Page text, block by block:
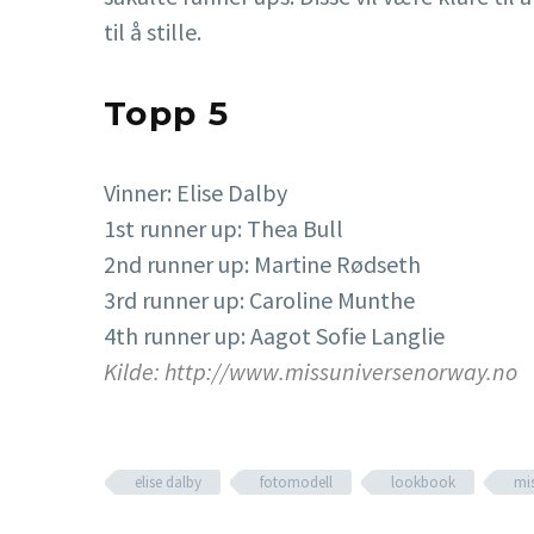
til å stille.
Topp 5
Vinner: Elise Dalby
1st runner up: Thea Bull
2nd runner up: Martine Rødseth
3rd runner up: Caroline Munthe
4th runner up: Aagot Sofie Langlie
Kilde: http://www.missuniversenorway.no
elise dalby fotomodell lookbook